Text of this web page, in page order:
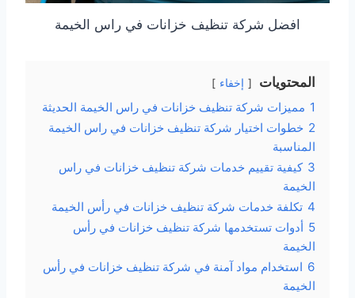
افضل شركة تنظيف خزانات في راس الخيمة
المحتويات إخفاء
1 مميزات شركة تنظيف خزانات في راس الخيمة الحديثة
2 خطوات اختيار شركة تنظيف خزانات في راس الخيمة
المناسبة
3 كيفية تقييم خدمات شركة تنظيف خزانات في راس
الخيمة
4 تكلفة خدمات شركة تنظيف خزانات في رأس الخيمة
5 أدوات تستخدمها شركة تنظيف خزانات في رأس
الخيمة
6 استخدام مواد آمنة في شركة تنظيف خزانات في رأس
الخيمة